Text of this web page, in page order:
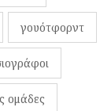
γουότφορντ
ομάδες